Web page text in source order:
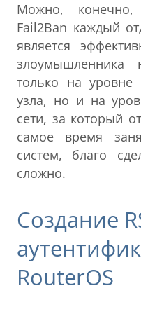
Можно,
Fail2Ban каждый
является
злоумышленника
только на уровне
узла, но и на
сети, за который
самое время
систем, благо
сложно.
Создание
RouterOS